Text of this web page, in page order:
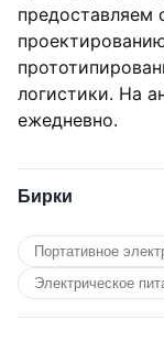
предоставляем
логистики. На
ежедневно.
Бирки
Портативное
Электрическое